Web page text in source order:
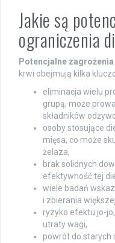
Jakie są
ograniczenia
Potencjalne zagrożenia
krwi obejmują kilka
eliminacja wielu
grupą, może
składników
osoby stosujące
mięsa, co może
żelaza,
brak solidnych
efektywność tej
wiele badań
i zbierania
ryzyko efektu jo-
utraty wagi,
powrót do starych